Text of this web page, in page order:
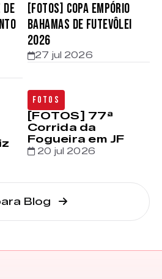
[FOTOS] Copa Empório
Bahamas de Futevôlei
2026
27 jul 2026
Fotos
[FOTOS] 77ª
Corrida da
Fogueira em JF
20 jul 2026
Blog